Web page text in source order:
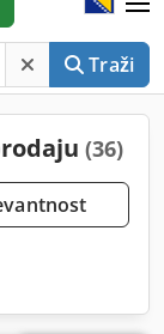
Traži
(36)